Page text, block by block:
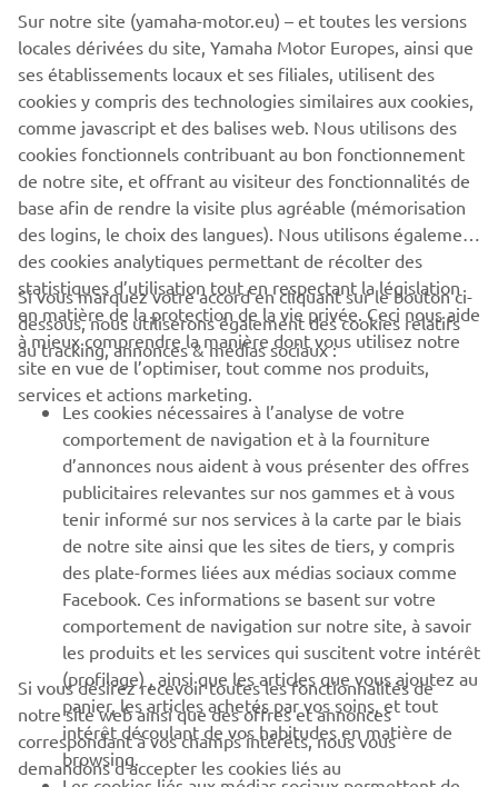
CORPORATE
BUSINESS
PLUS YAMAHA
SUPPORT
NEWSLETTER
Découvrez en exclusivité les dernières offres, les événements
spéciaux, les nouveautés et bien plus encore
S'ABONNER
Sur notre site (yamaha-motor.eu) – et toutes les versions
locales dérivées du site, Yamaha Motor Europes, ainsi que
ses établissements locaux et ses filiales, utilisent des
cookies y compris des technologies similaires aux cookies,
comme javascript et des balises web. Nous utilisons des
cookies fonctionnels contribuant au bon fonctionnement
de notre site, et offrant au visiteur des fonctionnalités de
base afin de rendre la visite plus agréable (mémorisation
des logins, le choix des langues). Nous utilisons également
des cookies analytiques permettant de récolter des
statistiques d’utilisation tout en respectant la législation
en matière de la protection de la vie privée. Ceci nous aide
à mieux comprendre la manière dont vous utilisez notre
site en vue de l’optimiser, tout comme nos produits,
services et actions marketing.
Si vous marquez votre accord en cliquant sur le bouton ci-
dessous, nous utiliserons également des cookies relatifs
au tracking, annonces & médias sociaux :
Les cookies nécessaires à l’analyse de votre
comportement de navigation et à la fourniture
d’annonces nous aident à vous présenter des offres
publicitaires relevantes sur nos gammes et à vous
tenir informé sur nos services à la carte par le biais
de notre site ainsi que les sites de tiers, y compris
des plate-formes liées aux médias sociaux comme
Facebook. Ces informations se basent sur votre
comportement de navigation sur notre site, à savoir
les produits et les services qui suscitent votre intérêt
(profilage) , ainsi que les articles que vous ajoutez au
panier, les articles achetés par vos soins, et tout
intérêt découlant de vos habitudes en matière de
browsing.
Si vous désirez recevoir toutes les fonctionnalités de
notre site web ainsi que des offres et annonces
correspondant à vos champs intérêts, nous vous
demandons d’accepter les cookies liés au